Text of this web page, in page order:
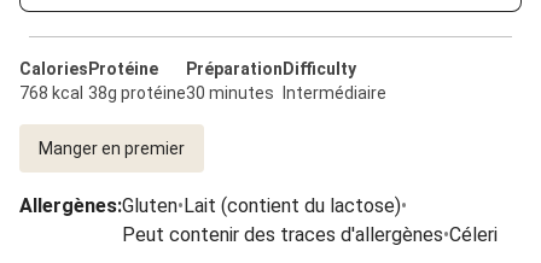
Calories
768 kcal
Protéine
38g protéine
Préparation
30 minutes
Difficulty
Intermédiaire
Manger en premier
Allergènes:Gluten•Lait (contient du lactose)•
Peut contenir des traces d'allergènes•Céleri